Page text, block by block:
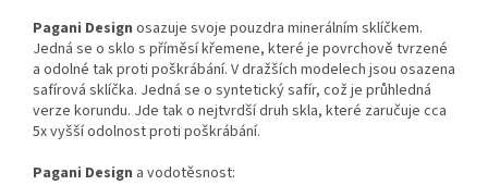
Pagani Design osazuje svoje pouzdra minerálním sklíčkem.
Jedná se o sklo s příměsí křemene, které je povrchově tvrzené
a odolné tak proti poškrábání. V dražších modelech jsou osazena
safírová sklíčka. Jedná se o syntetický safír, což je průhledná
verze korundu. Jde tak o nejtvrdší druh skla, které zaručuje cca
5x vyšší odolnost proti poškrábání.
Pagani Design a vodotěsnost: